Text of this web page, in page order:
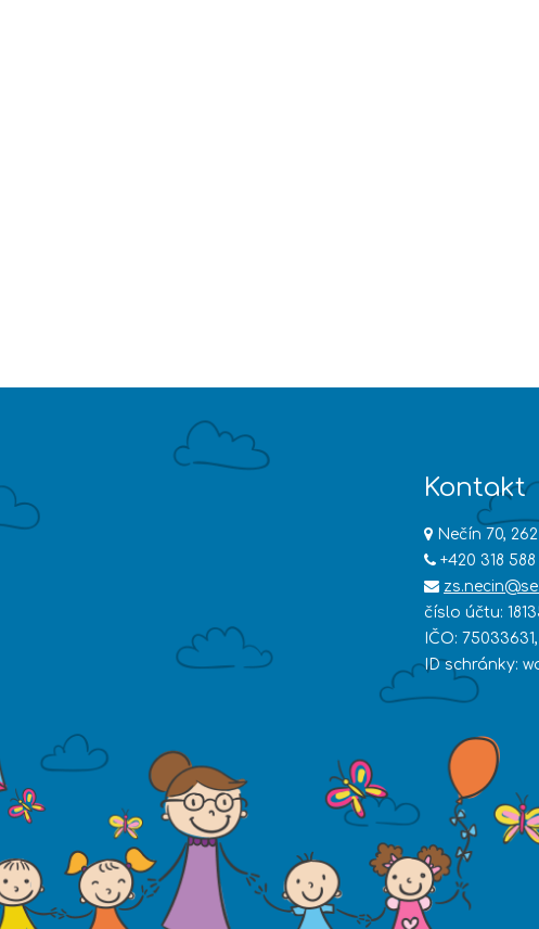
Kontakt
Nečín 70,
+420 318 588
číslo účtu:
IČO:
ID schránky: